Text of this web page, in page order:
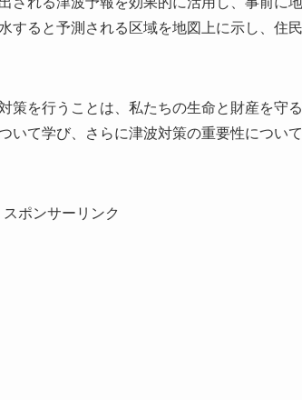
すると予測される区域を地図上に示し、住
策を行うことは、私たちの生命と財産を守
いて学び、さらに津波対策の重要性につい
スポンサーリンク